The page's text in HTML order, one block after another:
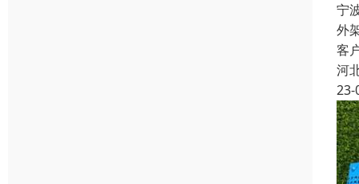
宁
外
客
河
23-